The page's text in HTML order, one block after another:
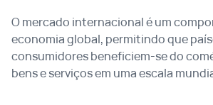
O mercado internacional é um
economia global, permitindo que
consumidores beneficiem-se do
bens e serviços em uma escala